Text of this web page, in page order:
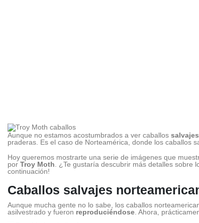
Aunque no estamos acostumbrados a ver caballos salvajes
praderas. Es el caso de Norteamérica, donde los caballos
Hoy queremos mostrarte una serie de imágenes que
por Troy Moth . ¿Te gustaría descubrir más detalles
continuación!
Caballos salvajes
Aunque mucha gente no lo sabe, los caballos
asilvestrado y fueron reproduciéndose . Ahora,